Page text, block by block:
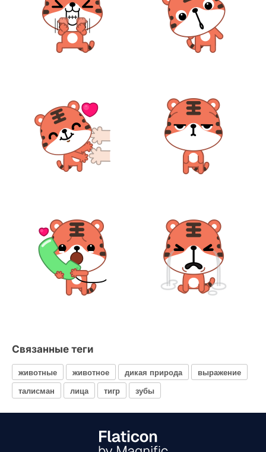
Связанные теги
животные животное дикая природа
выражение
талисман
лица тигр зубы